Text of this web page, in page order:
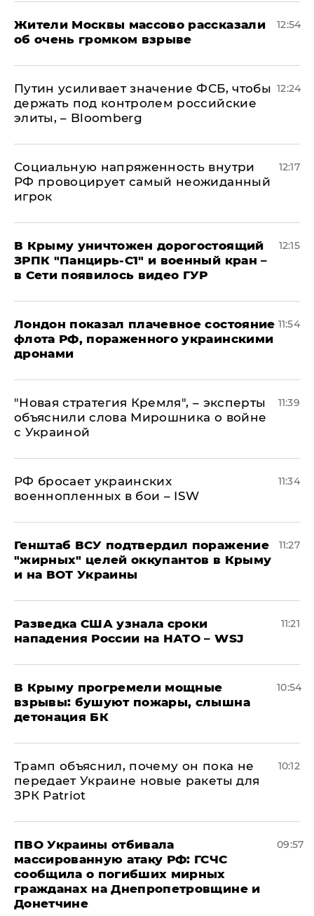
Жители Москвы массово рассказали
об очень громком взрыве
12:54
Путин усиливает значение ФСБ, чтобы
держать под контролем российские
элиты, – Bloomberg
12:24
Социальную напряженность внутри
РФ провоцирует самый неожиданный
игрок
12:17
В Крыму уничтожен дорогостоящий
ЗРПК "Панцирь-С1" и военный кран –
в Сети появилось видео ГУР
12:15
Лондон показал плачевное состояние
флота РФ, пораженного украинскими
дронами
11:54
"Новая стратегия Кремля", – эксперты
объяснили слова Мирошника о войне
с Украиной
11:39
РФ бросает украинских
военнопленных в бои – ISW
11:34
Генштаб ВСУ подтвердил поражение
"жирных" целей оккупантов в Крыму
и на ВОТ Украины
11:27
Разведка США узнала сроки
нападения России на НАТО – WSJ
11:21
В Крыму прогремели мощные
взрывы: бушуют пожары, слышна
детонация БК
10:54
Трамп объяснил, почему он пока не
передает Украине новые ракеты для
ЗРК Patriot
10:12
ПВО Украины отбивала
массированную атаку РФ: ГСЧС
сообщила о погибших мирных
гражданах на Днепропетровщине и
Донетчине
09:57